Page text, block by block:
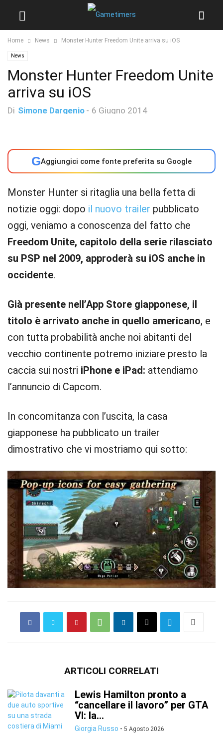
Home News Monster Hunter Freedom Unite arriva su iOS
News
Monster Hunter Freedom Unite
arriva su iOS
Di Simone Dargenio - 6 Giugno 2014
GAggiungici come fonte preferita su Google
Monster Hunter si ritaglia una bella fetta di
notizie oggi: dopo il nuovo trailer pubblicato
oggi, veniamo a conoscenza del fatto che
Freedom Unite, capitolo della serie rilasciato
su PSP nel 2009, approderà su iOS anche in
occidente.
Già presente nell’App Store giapponese, il
titolo è arrivato anche in quello americano, e
con tutta probabilità anche noi abitanti del
vecchio continente potremo iniziare presto la
caccia sui nostri iPhone e iPad: attendiamo
l’annuncio di Capcom.
In concomitanza con l’uscita, la casa
giapponese ha pubblicato un trailer
dimostrativo che vi mostriamo qui sotto:
ARTICOLI CORRELATI
Lewis Hamilton pronto a
“cancellare il lavoro” per GTA
VI: la...
Giorgia Russo - 5 Agosto 2026